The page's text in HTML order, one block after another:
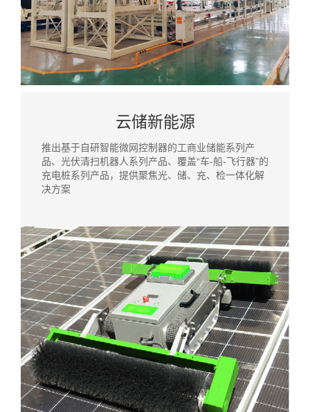
云储新能源
推出基于自研智能微网控制器的工商业储能系列产
品、光伏清扫机器人系列产品、覆盖“车-船-飞行器”的
充电桩系列产品，提供聚焦光、储、充、检一体化解
决方案